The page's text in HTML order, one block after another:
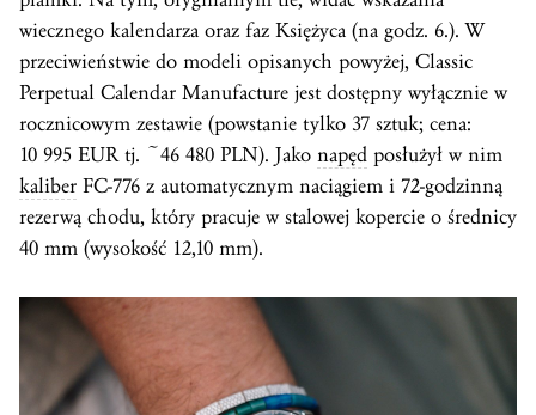
wiecznego kalendarza oraz faz Księżyca (na godz. 6.). W
przeciwieństwie do modeli opisanych powyżej, Classic
Perpetual Calendar Manufacture jest dostępny wyłącznie w
rocznicowym zestawie (powstanie tylko 37 sztuk; cena:
10 995 EUR tj. ~46 480 PLN). Jako napęd posłużył w nim
kaliber FC-776 z automatycznym naciągiem i 72-godzinną
rezerwą chodu, który pracuje w stalowej kopercie o średnicy
40 mm (wysokość 12,10 mm).